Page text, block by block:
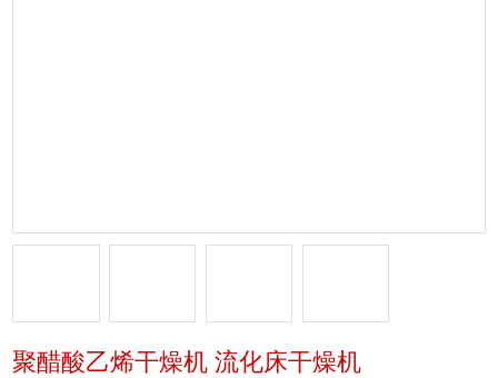
聚醋酸乙烯干燥机 流化床干燥机